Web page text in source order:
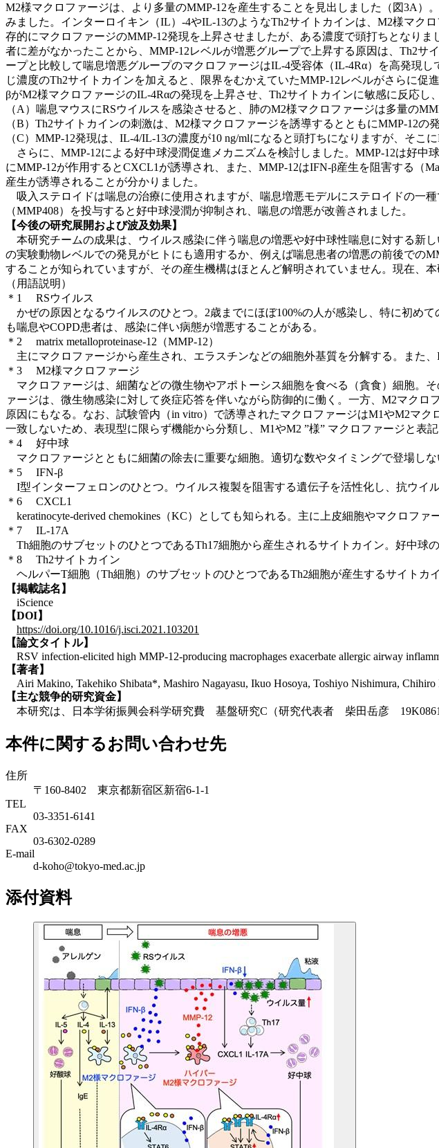
M2様マクロファージは、より多量のMMP-12を産生することを見出しました（図3A
みました。インターロイキン（IL）-4やIL-13のようなTh2サイトカインは、M2様マク
存的にマクロファージのMMP-12発現を上昇させましたが、ある濃度で頭打ちとなり
者に差がなかったことから、MMP-12レベルが増悪グループで上昇する原因は、Th2
ープと比較して喘息増悪グループのマクロファージはIL-4受容体（IL-4Rα）を高発現
じ濃度のTh2サイトカインを加えると、限界をむかえていたMMP-12レベルがさらに
βがM2様マクロファージのIL-4Rαの発現を上昇させ、Th2サイトカインに敏感に反応し
（A）喘息マウスにRSウイルスを感染させると、肺のM2様マクロファージは多量の
（B）Th2サイトカインの刺激は、M2様マクロファージを誘導するとともにMMP-12の
（C）MMP-12発現は、IL-4/IL-13の濃度が10 ng/mlになると頭打ちになりますが、そこ
さらに、MMP-12による好中球浸潤促進メカニズムを検討しました。MMP-12は好
にMMP-12が作用するとCXCL1が誘導され、また、MMP-12はIFN-β産生を阻害する（
産生が誘導されることが分かりました。
吸入ステロイドは喘息の治療に使用されますが、喘息増悪モデルにステロイドの一
（MMP408）を投与すると好中球浸潤が抑制され、喘息の増悪が改善されました。
【今後の研究展開および波及効果】
本研究チームの成果は、ウイルス感染に伴う喘息の増悪や好中球性喘息に対する新
の実験動物レベルでの発見がヒトにも適用するか、例えば喘息患者の増悪の前後での
することが知られていますが、その産生機構はほとんど解明されていません。現在、
（用語説明）
＊1 RSウイルス
かぜの原因となるウイルスのひとつ。2歳までにほぼ100%の人が感染し、特に初め
も喘息やCOPD患者は、感染に伴い病態が増悪することがある。
＊2 matrix metalloproteinase-12（MMP-12）
主にマクロファージから産生され、エラスチンなどの細胞外基質を分解する。また、
＊3 M2様マクロファージ
マクロファージは、細菌などの微生物やアポトーシス細胞を食べる（貪食）細胞。
ァージは、微生物感染に対して炎症応答を伴いながら防御的に働く。一方、M2マク
原因にもなる。なお、試験管内（in vitro）で誘導されたマクロファージはM1やM2マ
一致しないため、表現型に限らず機能から分類し、M1やM2 ”様” マクロファージと表記
＊4 好中球
マクロファージとともに細菌の除去に重要な細胞。適切な数やタイミングで登場し
＊5 IFN-β
I型インターフェロンのひとつ。ウイルス複製を阻害する遺伝子を活性化し、抗ウイル
＊6 CXCL1
keratinocyte-derived chemokines（KC）としても知られる。主に上皮細胞やマクロフ
＊7 IL-17A
Th細胞のサブセットのひとつであるTh17細胞から産生されるサイトカイン。好中球
＊8 Th2サイトカイン
ヘルパーT細胞（Th細胞）のサブセットのひとつであるTh2細胞が産生するサイトカ
【掲載誌名】
iScience
【DOI】
https://doi.org/10.1016/j.isci.2021.103201
【論文タイトル】
RSV infection-elicited high MMP-12-producing macrophages exacerbate allergic airway
【著者】
Airi Makino, Takehiko Shibata*, Mashiro Nagayasu, Ikuo Hosoya, Toshiyo Nishimura,
【主な競争的研究資金】
本研究は、日本学術振興会科学研究費 基盤研究C（研究代表者 柴田岳彦
本件に関するお問い合わせ先
住所
〒160-8402 東京都新宿区新宿6-1-1
TEL
03-3351-6141
FAX
03-6302-0289
E-mail
d-koho@tokyo-med.ac.jp
添付資料